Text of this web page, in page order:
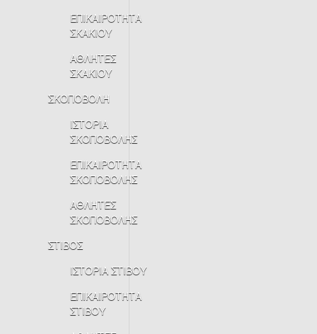
ΕΠΙΚΑΙΡΟΤΗΤΑ
ΣΚΑΚΙΟΥ
ΑΘΛΗΤΕΣ
ΣΚΑΚΙΟΥ
ΣΚΟΠΟΒΟΛΗ
ΙΣΤΟΡΙΑ
ΣΚΟΠΟΒΟΛΗΣ
ΕΠΙΚΑΙΡΟΤΗΤΑ
ΣΚΟΠΟΒΟΛΗΣ
ΑΘΛΗΤΕΣ
ΣΚΟΠΟΒΟΛΗΣ
ΣΤΙΒΟΣ
ΙΣΤΟΡΙΑ ΣΤΙΒΟΥ
ΕΠΙΚΑΙΡΟΤΗΤΑ
ΣΤΙΒΟΥ